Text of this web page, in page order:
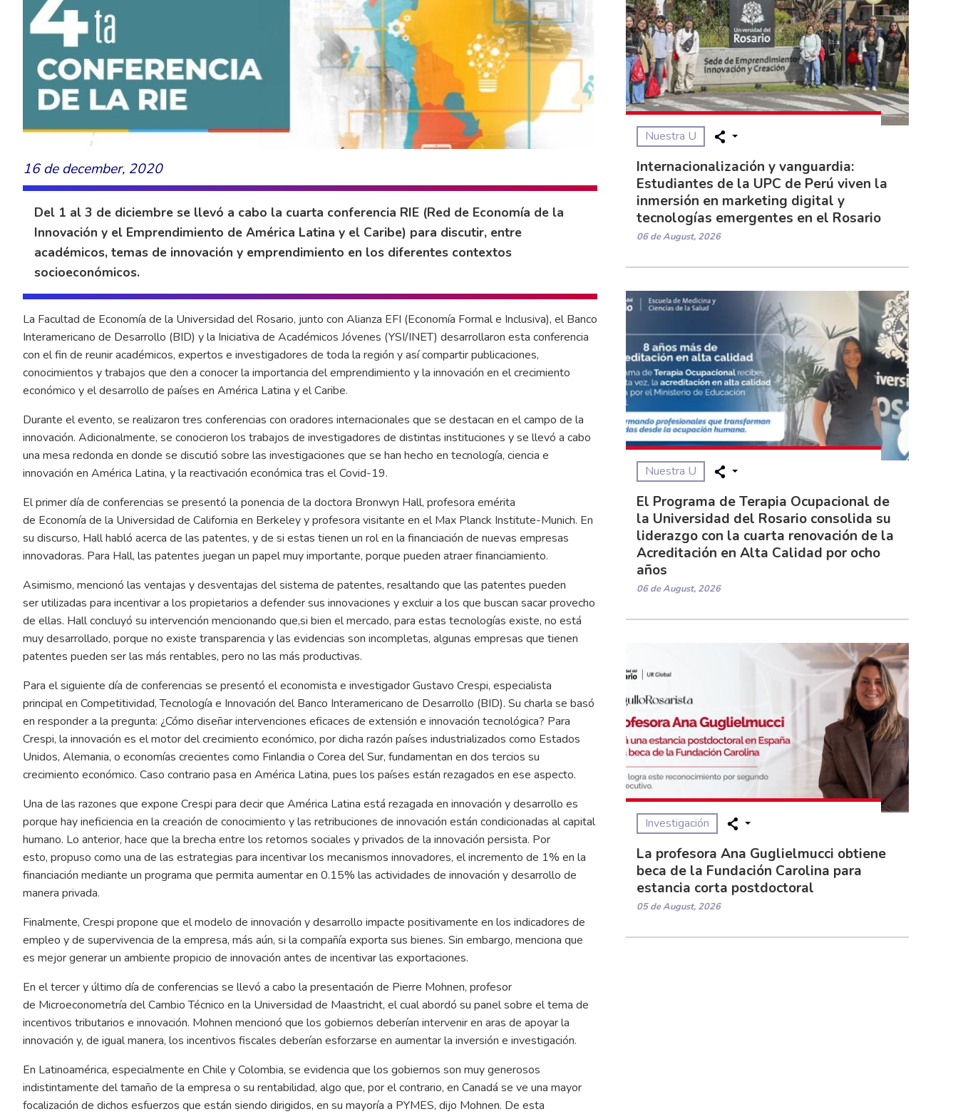
16 de december, 2020
Del 1 al 3 de diciembre se llevó a cabo la cuarta conferencia RIE (Red de Economía de la
Innovación y el Emprendimiento de América Latina y el Caribe) para discutir, entre
académicos, temas de innovación y emprendimiento en los diferentes contextos
socioeconómicos.
La Facultad de Economía de la Universidad del Rosario, junto con Alianza EFI (Economía Formal e Inclusiva), el Banco
Interamericano de Desarrollo (BID) y la Iniciativa de Académicos Jóvenes (YSI/INET) desarrollaron esta conferencia
con el fin de reunir académicos, expertos e investigadores de toda la región y así compartir publicaciones,
conocimientos y trabajos que den a conocer la importancia del emprendimiento y la innovación en el crecimiento
económico y el desarrollo de países en América Latina y el Caribe.
Durante el evento, se realizaron tres conferencias con oradores internacionales que se destacan en el campo de la
innovación. Adicionalmente, se conocieron los trabajos de investigadores de distintas instituciones y se llevó a cabo
una mesa redonda en donde se discutió sobre las investigaciones que se han hecho en tecnología, ciencia e
innovación en América Latina, y la reactivación económica tras el Covid-19.
El primer día de conferencias se presentó la ponencia de la doctora Bronwyn Hall, profesora emérita
de Economía de la Universidad de California en Berkeley y profesora visitante en el Max Planck Institute-Munich. En
su discurso, Hall habló acerca de las patentes, y de si estas tienen un rol en la financiación de nuevas empresas
innovadoras. Para Hall, las patentes juegan un papel muy importante, porque pueden atraer financiamiento.
Asimismo, mencionó las ventajas y desventajas del sistema de patentes, resaltando que las patentes pueden
ser utilizadas para incentivar a los propietarios a defender sus innovaciones y excluir a los que buscan sacar provecho
de ellas. Hall concluyó su intervención mencionando que,si bien el mercado, para estas tecnologías existe, no está
muy desarrollado, porque no existe transparencia y las evidencias son incompletas, algunas empresas que tienen
patentes pueden ser las más rentables, pero no las más productivas.
Para el siguiente día de conferencias se presentó el economista e investigador Gustavo Crespi, especialista
principal en Competitividad, Tecnología e Innovación del Banco Interamericano de Desarrollo (BID). Su charla se basó
en responder a la pregunta: ¿Cómo diseñar intervenciones eficaces de extensión e innovación tecnológica? Para
Crespi, la innovación es el motor del crecimiento económico, por dicha razón países industrializados como Estados
Unidos, Alemania, o economías crecientes como Finlandia o Corea del Sur, fundamentan en dos tercios su
crecimiento económico. Caso contrario pasa en América Latina, pues los países están rezagados en ese aspecto.
Una de las razones que expone Crespi para decir que América Latina está rezagada en innovación y desarrollo es
porque hay ineficiencia en la creación de conocimiento y las retribuciones de innovación están condicionadas al capital
humano. Lo anterior, hace que la brecha entre los retornos sociales y privados de la innovación persista. Por
esto, propuso como una de las estrategias para incentivar los mecanismos innovadores, el incremento de 1% en la
financiación mediante un programa que permita aumentar en 0.15% las actividades de innovación y desarrollo de
manera privada.
Finalmente, Crespi propone que el modelo de innovación y desarrollo impacte positivamente en los indicadores de
empleo y de supervivencia de la empresa, más aún, si la compañía exporta sus bienes. Sin embargo, menciona que
es mejor generar un ambiente propicio de innovación antes de incentivar las exportaciones.
En el tercer y último día de conferencias se llevó a cabo la presentación de Pierre Mohnen, profesor
de Microeconometría del Cambio Técnico en la Universidad de Maastricht, el cual abordó su panel sobre el tema de
incentivos tributarios e innovación. Mohnen mencionó que los gobiernos deberían intervenir en aras de apoyar la
innovación y, de igual manera, los incentivos fiscales deberían esforzarse en aumentar la inversión e investigación.
En Latinoamérica, especialmente en Chile y Colombia, se evidencia que los gobiernos son muy generosos
indistintamente del tamaño de la empresa o su rentabilidad, algo que, por el contrario, en Canadá se ve una mayor
focalización de dichos esfuerzos que están siendo dirigidos, en su mayoría a PYMES, dijo Mohnen. De esta
Nuestra U
Internacionalización y vanguardia:
Estudiantes de la UPC de Perú viven la
inmersión en marketing digital y
tecnologías emergentes en el Rosario
06 de August, 2026
Nuestra U
El Programa de Terapia Ocupacional de
la Universidad del Rosario consolida su
liderazgo con la cuarta renovación de la
Acreditación en Alta Calidad por ocho
años
06 de August, 2026
Investigación
La profesora Ana Guglielmucci obtiene
beca de la Fundación Carolina para
estancia corta postdoctoral
05 de August, 2026